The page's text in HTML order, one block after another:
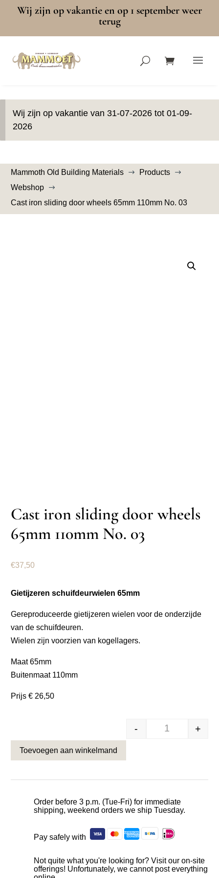
Wij zijn op vakantie en op 1 september weer
terug
Wij zijn op vakantie van 31-07-2026 tot 01-09-
2026
Mammoth Old Building Materials $ Products $
Webshop $
Cast iron sliding door wheels 65mm 110mm No. 03
Cast iron sliding door wheels
65mm 110mm No. 03
€37,50
Gietijzeren schuifdeurwielen 65mm
Gereproduceerde gietijzeren wielen voor de onderzijde
van de schuifdeuren.
Wielen zijn voorzien van kogellagers.
Maat 65mm
Buitenmaat 110mm
Prijs € 26,50
- +
Toevoegen aan winkelmand
Order before 3 p.m. (Tue-Fri) for immediate
shipping, weekend orders we ship Tuesday.
Pay safely with
Not quite what you're looking for? Visit our on-site
offerings! Unfortunately, we cannot post everything